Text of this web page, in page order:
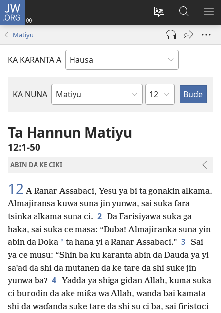
JW.ORG
Ka
canja
yaren
dandalin
Ka
Shiga
(opens
window)
Bincika
JW.ORG
KA
Matiyu
KA KARANTA A
KA NUNA
Littattafan
Tsarki
Babi
Ta Hannun Matiyu
12:1-50
ABIN DA KE CIKI
12 A Ranar Assabaci, Yesu ya bi ta gonakin alkama.
Almajiransa kuwa suna jin yunwa, sai suka fara
tsinka alkama suna ci. 2 Da Farisiyawa suka ga
haka, sai suka ce masa: “Duba! Almajiranka suna yin
abin da Doka * ta hana yi a Ranar Assabaci.” 3 Sai
ya ce musu: “Shin ba ku karanta abin da Dauda ya yi
saꞌad da shi da mutanen da ke tare da shi suke jin
yunwa ba? 4
Yadda ya shiga gidan Allah, kuma suka
ci burodin da ake miƙa wa Allah, wanda bai kamata
shi da waɗanda suke tare da shi su ci ba, sai firistoci